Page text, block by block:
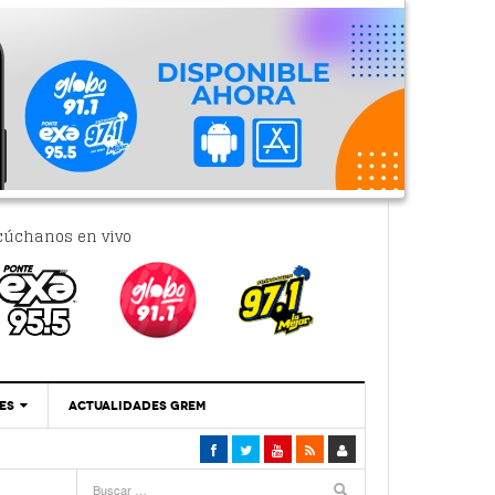
en vivo
‘Se Vale Soñar Con Una Contraloría Ciudadana’
ACTUALIDADES GREM